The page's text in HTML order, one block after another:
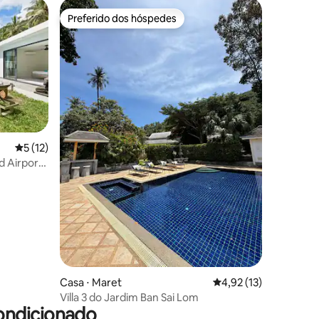
5 de uma avaliação média de 5, 12 avaliações
5 (12)
Airport
Preferido dos hóspedes
Preferido dos hóspedes
Casa ⋅ Maret 4,92 de uma
4,92 (13)
Villa 3 do Jardim Ban Sai Lom